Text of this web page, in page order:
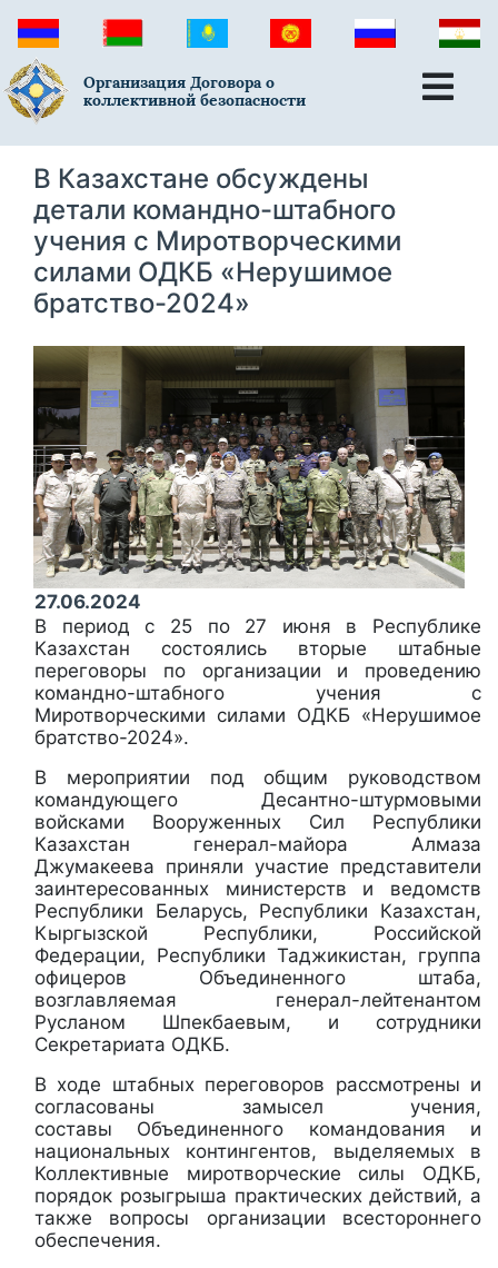
Организация Договора о
коллективной безопасности
В Казахстане обсуждены
детали командно-штабного
учения с Миротворческими
силами ОДКБ «Нерушимое
братство-2024»
27.06.2024
В период с 25 по 27 июня в Республике
Казахстан состоялись вторые штабные
переговоры по организации и проведению
командно-штабного учения с
Миротворческими силами ОДКБ «Нерушимое
братство-2024».
В мероприятии под общим руководством
командующего Десантно-штурмовыми
войсками Вооруженных Сил Республики
Казахстан генерал-майора Алмаза
Джумакеева приняли участие представители
заинтересованных министерств и ведомств
Республики Беларусь, Республики Казахстан,
Кыргызской Республики, Российской
Федерации, Республики Таджикистан, группа
офицеров Объединенного штаба,
возглавляемая генерал-лейтенантом
Русланом Шпекбаевым, и сотрудники
Секретариата ОДКБ.
В ходе штабных переговоров рассмотрены и
согласованы замысел учения,
составы Объединенного командования и
национальных контингентов, выделяемых в
Коллективные миротворческие силы ОДКБ,
порядок розыгрыша практических действий, а
также вопросы организации всестороннего
обеспечения.